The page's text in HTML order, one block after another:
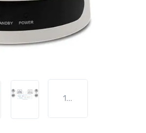
1...